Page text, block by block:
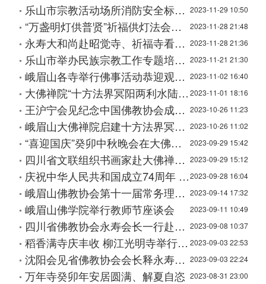
2023-11-29 10:50
乐山市宗教活动场所消防安全标准化管理现场会暨峨眉山景区寺庙消防技能比武在报国寺举行
2023-11-28 21:48
“万盏明灯供普贤”祈福供灯法会在大佛禅院举行
2023-11-28 21:36
永寿大和尚赴昭觉寺、祈福寺看望传戒法会师承和新戒弟子
2023-11-21 21:30
乐山市举办民族宗教工作专题培训班
2023-11-02 16:40
峨眉山各寺举行佛事活动恭迎观世音菩萨出家吉日
2023-11-01 18:16
大佛禅院“十方法界冥阳两利水陆普度大斋胜会”圆满送圣
2023-10-26 11:23
王沪宁会见纪念中国佛教协会成立70周年座谈会代表
2023-10-26 11:02
峨眉山大佛禅院启建十方法界冥阳两利水陆普度大斋胜会
2023-09-29 15:42
“喜迎国庆”癸卯中秋晚会在大佛禅院清心园举行
2023-09-29 15:12
四川省文联组织书画家赴大佛禅院举行“社会主义核心价值观·文艺进寺院”书画交流笔会
2023-09-28 16:04
庆祝中华人民共和国成立74周年 峨眉山佛教协会及全山各寺举行升国旗仪式
2023-09-14 17:32
峨眉山佛教协会第十一届常务理事会第5次扩大会议召开
2023-09-11 10:49
峨眉山佛学院举行教师节座谈会
2023-09-08 10:37
四川省佛教协会永寿会长一行赴甘孜 阿坝州调研
2023-09-03 22:53
稻香满寺庆丰收 柳江光明寺举行丰收节
2023-09-03 22:24
沈阳会见省佛教协会会长释永寿一行
2023-08-31 23:00
万年寺癸卯年安居圆满、解夏自恣